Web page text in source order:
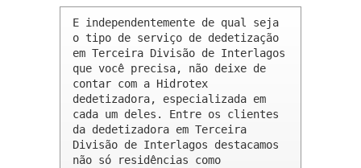
E independentemente de qual seja
o tipo de serviço de dedetização
em Terceira Divisão de Interlagos
que você precisa, não deixe de
contar com a Hidrotex
dedetizadora, especializada em
cada um deles. Entre os clientes
da dedetizadora em Terceira
Divisão de Interlagos destacamos
não só residências como